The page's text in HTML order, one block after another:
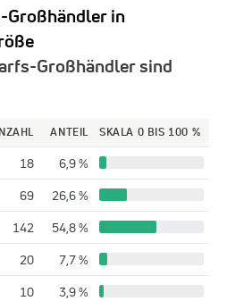
Großhändler in
Großhändler sind
ANTEIL SKALA 0 BIS 100 %
18
6,9 %
69
26,6 %
142
54,8 %
20
7,7 %
10
3,9 %